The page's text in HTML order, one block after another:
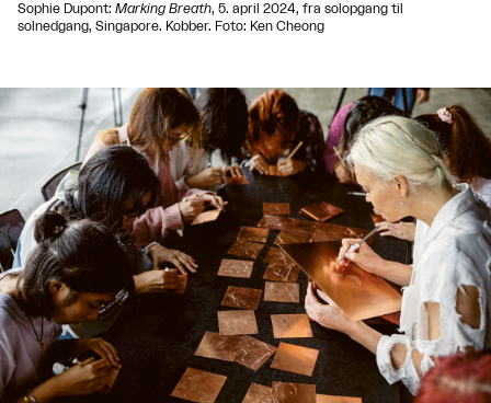
Sophie Dupont: Marking Breath, 5. april 2024, fra solopgang til
solnedgang, Singapore. Kobber. Foto: Ken Cheong